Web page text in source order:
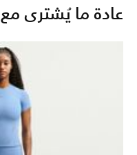
عادة ما يُشترى مع